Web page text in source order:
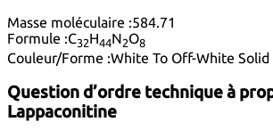
Masse moléculaire :584.71
Formule :C32H44N2O8
Couleur/Forme :White To Off-White Solid
Question d’ordre technique à
Lappaconitine